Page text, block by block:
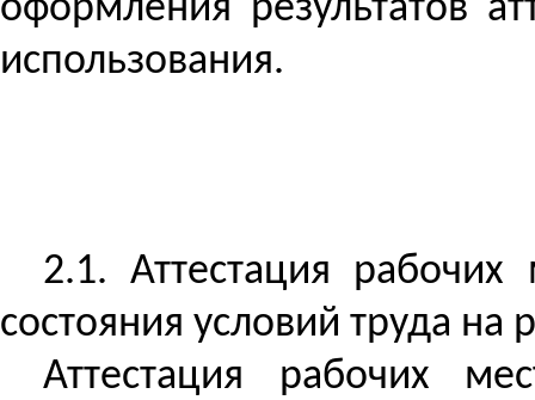
оформления результатов
использования.
2.1. Аттестация
состояния условий труда на
Аттестация рабочих